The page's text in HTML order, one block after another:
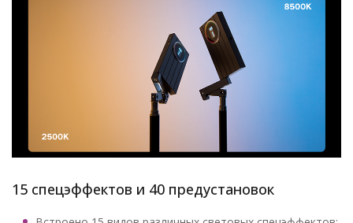
15 спецэффектов и 40 предустановок